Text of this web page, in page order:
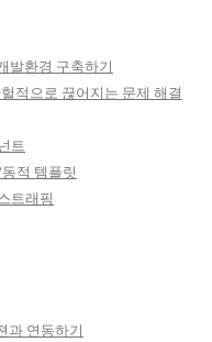
발환경 구축하기
적으로 끊어지는 문제 해결
트
적 템플릿
트래핑
과 연동하기